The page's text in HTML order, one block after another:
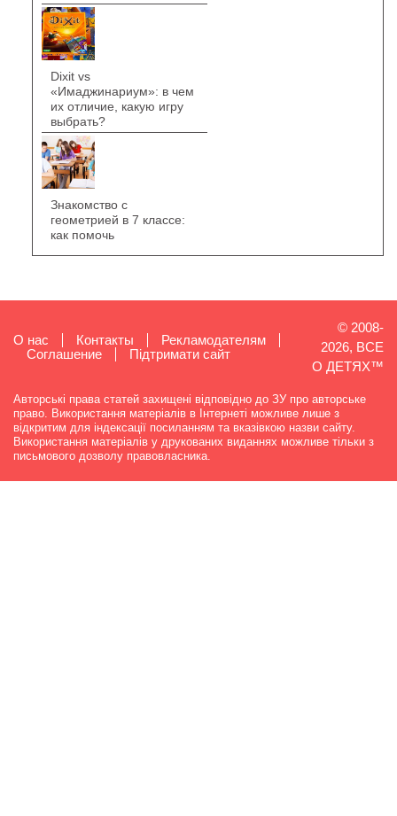
Dixit vs
«Имаджинариум»: в чем
их отличие, какую игру
выбрать?
Знакомство с
геометрией в 7 классе:
как помочь
О нас Контакты
Рекламодателям
Cоглашение
Підтримати сайт
© 2008-
2026, ВСЕ
О ДЕТЯХ™
Авторські права статей захищені відповідно до ЗУ про авторське
право. Використання матеріалів в Інтернеті можливе лише з
відкритим для індексації посиланням та вказівкою назви сайту.
Використання матеріалів у друкованих виданнях можливе тільки з
письмового дозволу правовласника.